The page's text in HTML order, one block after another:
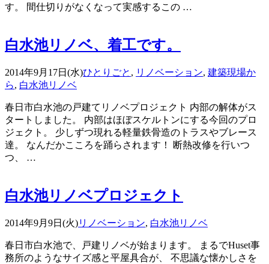
す。 間仕切りがなくなって実感するこの …
白水池リノベ、着工です。
2014年9月17日(水)ひとりごと , リノベーション, 建築現場か
ら, 白水池リノベ
春日市白水池の戸建てリノベプロジェクト 内部の解体がス
タートしました。 内部はほぼスケルトンにする今回のプロ
ジェクト。 少しずつ現れる軽量鉄骨造のトラスやブレース
達。 なんだかこころを踊らされます！ 断熱改修を行いつ
つ、 …
白水池リノベプロジェクト
2014年9月9日(火)リノベーション, 白水池リノベ
春日市白水池で、戸建リノベが始まります。 まるでHuset事
務所のようなサイズ感と平屋具合が、 不思議な懐かしさを